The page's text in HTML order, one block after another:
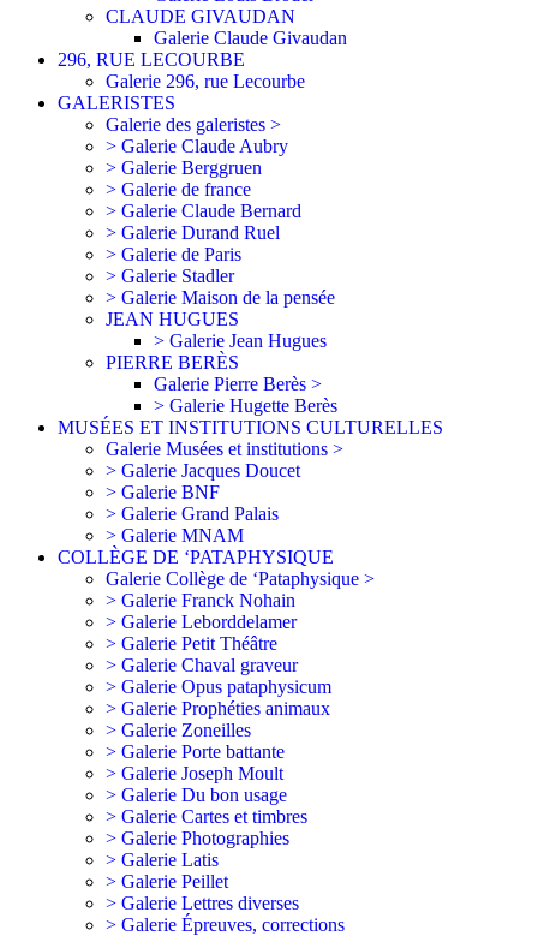
CLAUDE GIVAUDAN
Galerie Claude Givaudan
296, RUE LECOURBE
Galerie 296, rue Lecourbe
GALERISTES
Galerie des galeristes >
> Galerie Claude Aubry
> Galerie Berggruen
> Galerie de france
> Galerie Claude Bernard
> Galerie Durand Ruel
> Galerie de Paris
> Galerie Stadler
> Galerie Maison de la pensée
JEAN HUGUES
> Galerie Jean Hugues
PIERRE BERÈS
Galerie Pierre Berès >
> Galerie Hugette Berès
MUSÉES ET INSTITUTIONS CULTURELLES
Galerie Musées et institutions >
> Galerie Jacques Doucet
> Galerie BNF
> Galerie Grand Palais
> Galerie MNAM
COLLÈGE DE ‘PATAPHYSIQUE
Galerie Collège de ‘Pataphysique >
> Galerie Franck Nohain
> Galerie Leborddelamer
> Galerie Petit Théâtre
> Galerie Chaval graveur
> Galerie Opus pataphysicum
> Galerie Prophéties animaux
> Galerie Zoneilles
> Galerie Porte battante
> Galerie Joseph Moult
> Galerie Du bon usage
> Galerie Cartes et timbres
> Galerie Photographies
> Galerie Latis
> Galerie Peillet
> Galerie Lettres diverses
> Galerie Épreuves, corrections